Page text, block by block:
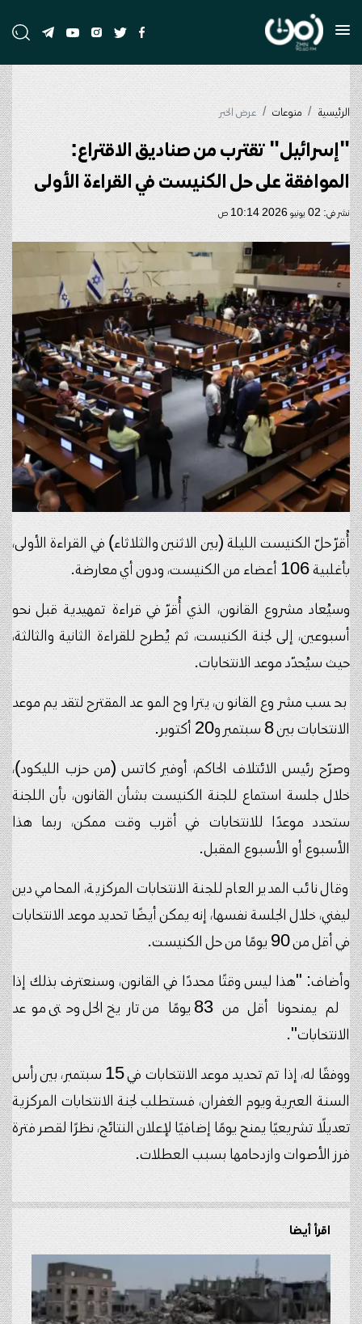
الرئيسية منوعات عرض الخبر
"إسرائيل" تقترب من صناديق الاقتراع:
الموافقة على حل الكنيست في القراءة الأولى
نشر في: 02 يونيو 2026 10:14 ص
أُقرّ حلّ الكنيست الليلة (بين الاثنين والثلاثاء) في القراءة الأولى،
بأغلبية 106 أعضاء من الكنيست، ودون أي معارضة.
وسيُعاد مشروع القانون، الذي أُقرّ في قراءة تمهيدية قبل نحو
أسبوعين، إلى لجنة الكنيست، ثم يُطرح للقراءة الثانية والثالثة،
حيث سيُحدّد موعد الانتخابات.
بحسب مشروع القانون، يتراوح الموعد المقترح لتقديم موعد
الانتخابات بين 8 سبتمبر و20 أكتوبر.
وصرّح رئيس الائتلاف الحاكم، أوفير كاتس (من حزب الليكود)،
خلال جلسة استماع للجنة الكنيست بشأن القانون، بأن اللجنة
ستحدد موعدًا للانتخابات في أقرب وقت ممكن، ربما هذا
الأسبوع أو الأسبوع المقبل.
وقال نائب المدير العام للجنة الانتخابات المركزية، المحامي دين
ليفني، خلال الجلسة نفسها، إنه يمكن أيضًا تحديد موعد الانتخابات
في أقل من 90 يومًا من حل الكنيست.
وأضاف: "هذا ليس وقتًا محددًا في القانون، وسنعترف بذلك إذا
لم يمنحونا أقل من 83 يومًا من تاريخ الحل وحتى موعد
الانتخابات".
ووفقًا له، إذا تم تحديد موعد الانتخابات في 15 سبتمبر، بين رأس
السنة العبرية ويوم الغفران، فستطلب لجنة الانتخابات المركزية
تعديلًا تشريعيًا يمنح يومًا إضافيًا لإعلان النتائج، نظرًا لقصر فترة
فرز الأصوات وازدحامها بسبب العطلات.
اقرأ أيضا